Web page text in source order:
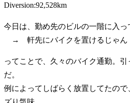
Diversion:92,528km
今日は、勤め先のビルの一階に入っ
→ 軒先にバイクを置けるじゃん
ってことで、久々のバイク通勤。
だ。
例によってしばらく放置してたの